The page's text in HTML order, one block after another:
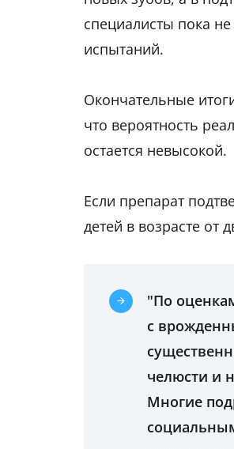
специалисты пока
испытаний.
Окончательные
что вероятность
остается невысокой.
Если препарат
детей в возрасте от
"По
с
челюсти и
Многие